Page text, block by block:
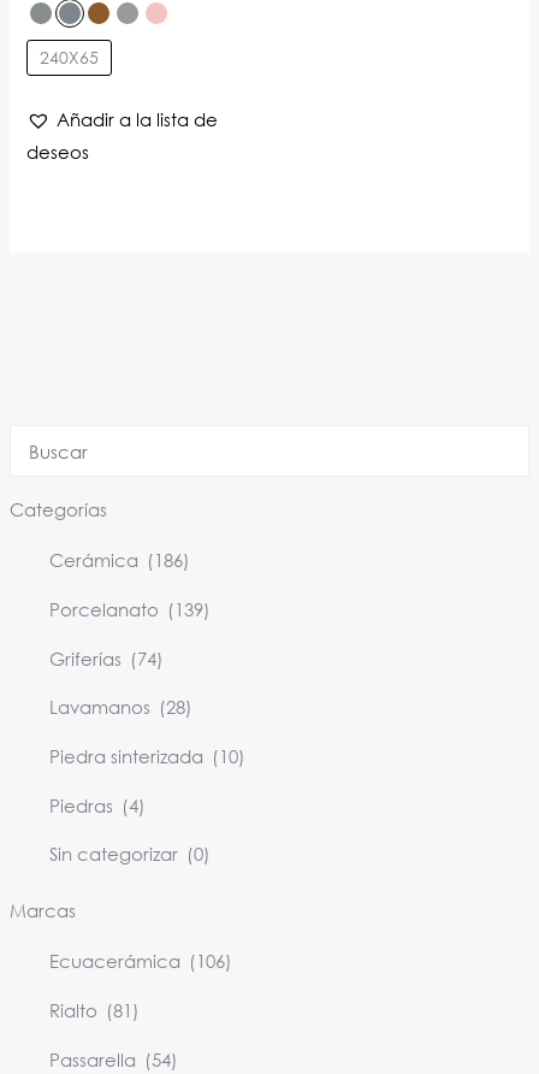
Categorías
Cerámica (186)
Porcelanato (139)
Griferías (74)
Lavamanos (28)
Piedra sinterizada (10)
Piedras (4)
Sin categorizar (0)
Marcas
Ecuacerámica (106)
Rialto (81)
Passarella (54)
240X65
Añadir a la lista de
deseos